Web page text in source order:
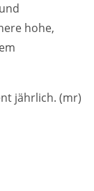
hohe,
jährlich. (mr)